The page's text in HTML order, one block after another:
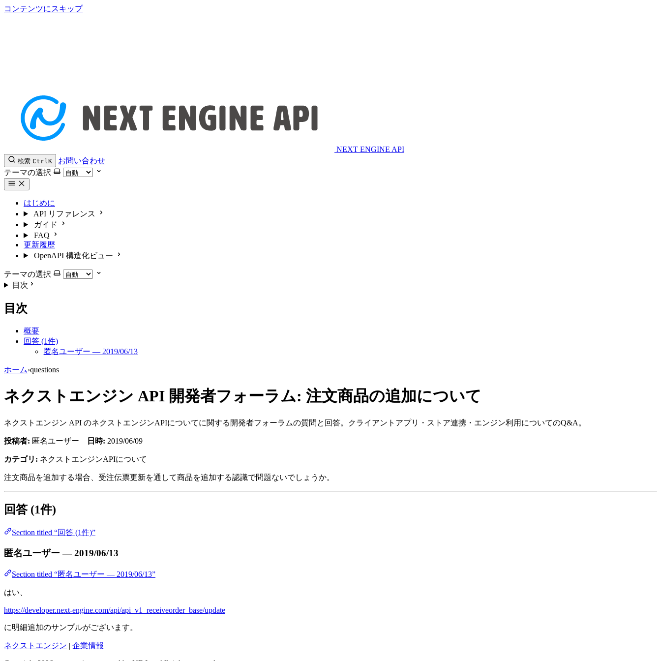
コンテンツにスキップ
NEXT ENGINE API
検索 CtrlK
お問い合わせ
テーマの選択
はじめに
API リファレンス
ガイド
FAQ
更新履歴
OpenAPI 構造化ビュー
テーマの選択
目次
目次
概要
回答 (1件)
匿名ユーザー — 2019/06/13
ホーム›questions
ネクストエンジン API 開発者フォーラム: 注文商品の追加について
ネクストエンジン API のネクストエンジンAPIについてに関する開発者フォーラムの質問と回答。クライアントアプリ・ストア連携・エンジン利用についてのQ&A。
投稿者: 匿名ユーザー 日時: 2019/06/09
カテゴリ: ネクストエンジンAPIについて
注文商品を追加する場合、受注伝票更新を通して商品を追加する認識で問題ないでしょうか。
回答 (1件)
Section titled “回答 (1件)”
匿名ユーザー — 2019/06/13
Section titled “匿名ユーザー — 2019/06/13”
はい、
https://developer.next-engine.com/api/api_v1_receiveorder_base/update
に明細追加のサンプルがございます。
ネクストエンジン | 企業情報